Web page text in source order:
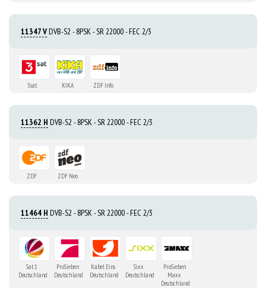
11347 VDVB-S2 - 8PSK - SR 22000 - FEC 2/3
3sat KIKA ZDF Info
11362 H DVB-S2 - 8PSK - SR 22000 - FEC 2/3
ZDF ZDF Neo
11464 H DVB-S2 - 8PSK - SR 22000 - FEC 2/3
Sat. 1
Deutschland
ProSieben
Deutschland
Kabel Eins
Deutschland
Sixx
Deutschland
ProSieben
Maxx
Deutschland